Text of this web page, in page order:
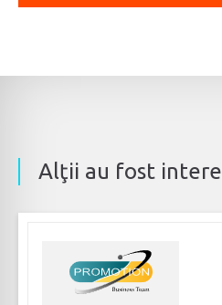
Alţii au fost